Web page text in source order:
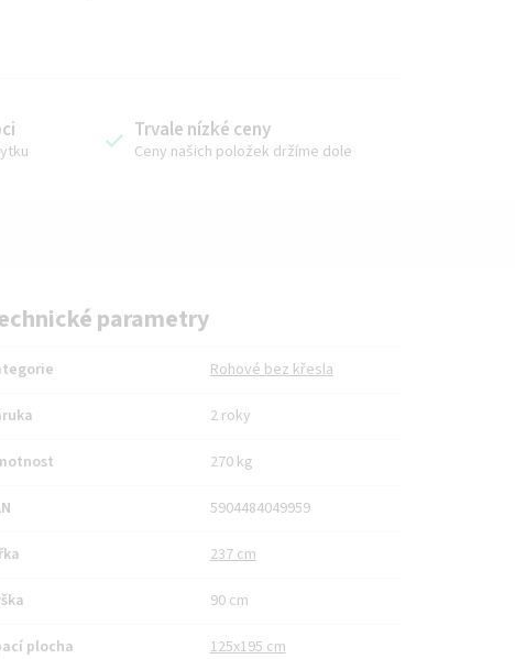
Trvale nízké ceny
Ceny našich položek držíme dole
parametry
Rohové bez křesla
2 roky
270 kg
5904484049959
237 cm
90 cm
plocha 125x195 cm